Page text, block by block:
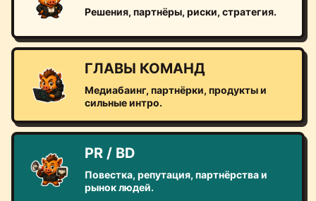
Решения, партнёры, риски, стратегия.
ГЛАВЫ КОМАНД
Медиабаинг, партнёрки, продукты и
сильные интро.
PR / BD
Повестка, репутация, партнёрства и
рынок людей.